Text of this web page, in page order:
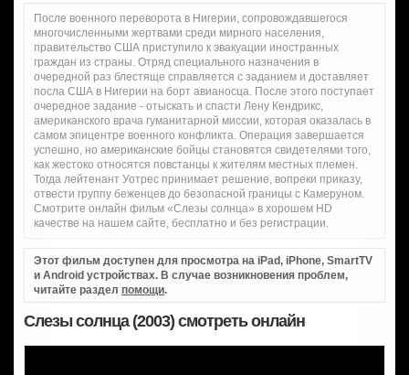
После военного переворота в Нигерии, сопровождавшегося
многочисленными жертвами среди мирного населения,
правительство США приступило к эвакуации иностранных
граждан из страны. Отряд специального назначения в
очередной раз блестяще справляется с заданием и доставляет
посла США в Нигерии на борт авианосца. После этого поступает
очередное задание - отыскать и спасти Лену Кендрикс,
американского врача гуманитарной миссии, которая оказалась в
самом эпицентре военного конфликта. Операция завершается
успешно, но американские бойцы становятся свидетелями того,
как жестоко относятся повстанцы к жителям местных племен.
Тогда лейтенант Уотрес принимает решение, вопреки приказу,
отвести группу беженцев до безопасной границы с Камеруном.
Смотрите онлайн фильм «Слезы солнца» в хорошем HD
качестве на нашем сайте, бесплатно и без регистрации.
Этот фильм доступен для просмотра на iPad, iPhone, SmartTV
и Android устройствах. В случае возникновения проблем,
читайте раздел помощи.
Слезы солнца (2003) смотреть онлайн